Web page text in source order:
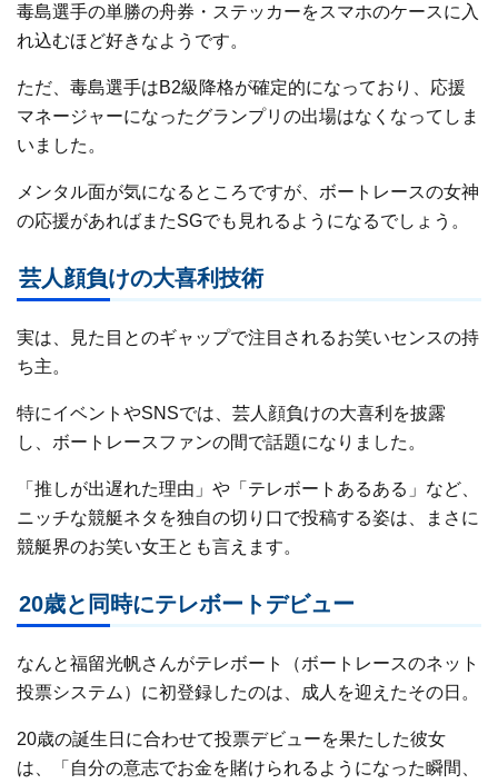
毒島選手の単勝の舟券・ステッカーをスマホのケースに入
れ込むほど好きなようです。
ただ、毒島選手はB2級降格が確定的になっており、応援
マネージャーになったグランプリの出場はなくなってしま
いました。
メンタル面が気になるところですが、ボートレースの女神
の応援があればまたSGでも見れるようになるでしょう。
芸人顔負けの大喜利技術
実は、見た目とのギャップで注目されるお笑いセンスの持
ち主。
特にイベントやSNSでは、芸人顔負けの大喜利を披露
し、ボートレースファンの間で話題になりました。
「推しが出遅れた理由」や「テレボートあるある」など、
ニッチな競艇ネタを独自の切り口で投稿する姿は、まさに
競艇界のお笑い女王とも言えます。
20歳と同時にテレボートデビュー
なんと福留光帆さんがテレボート（ボートレースのネット
投票システム）に初登録したのは、成人を迎えたその日。
20歳の誕生日に合わせて投票デビューを果たした彼女
は、「自分の意志でお金を賭けられるようになった瞬間、